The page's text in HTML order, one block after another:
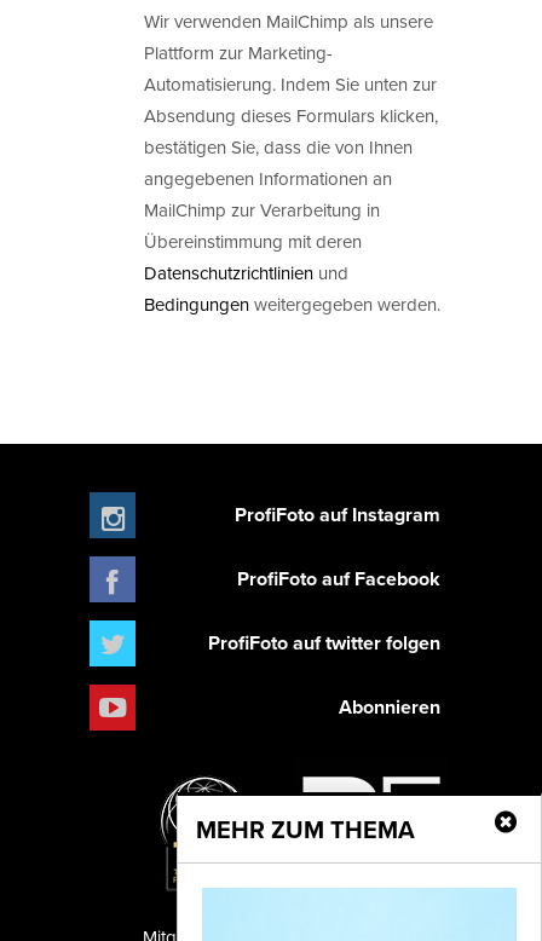
Wir verwenden MailChimp als unsere
Plattform zur Marketing-
Automatisierung. Indem Sie unten zur
Absendung dieses Formulars klicken,
bestätigen Sie, dass die von Ihnen
angegebenen Informationen an
MailChimp zur Verarbeitung in
Übereinstimmung mit deren
Datenschutzrichtlinien und
Bedingungenweitergegeben werden.
MEHR ZUM THEMA
ProfiFoto auf Instagram
ProfiFoto auf Facebook
ProfiFoto auf twitter folgen
Abonnieren